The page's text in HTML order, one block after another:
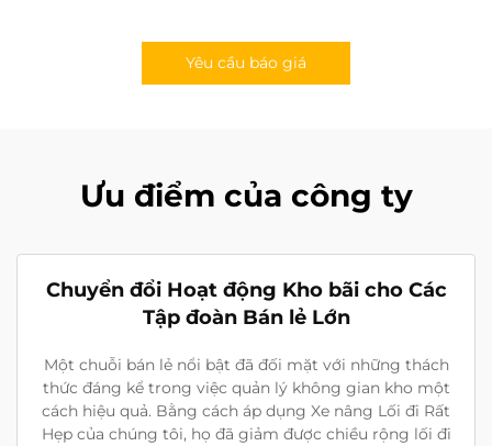
Yêu cầu báo giá
Ưu điểm của công ty
Chuyển đổi Hoạt động Kho bãi cho Các
Tập đoàn Bán lẻ Lớn
Một chuỗi bán lẻ nổi bật đã đối mặt với những thách
thức đáng kể trong việc quản lý không gian kho một
cách hiệu quả. Bằng cách áp dụng Xe nâng Lối đi Rất
Hẹp của chúng tôi, họ đã giảm được chiều rộng lối đi